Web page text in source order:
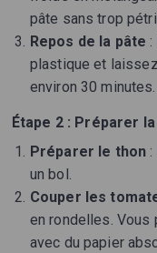
pâte sans trop
Repos de la pâte
plastique et
environ 30 minutes.
Étape 2 : Préparer
Préparer le thon
un bol.
Couper les
en rondelles.
avec du papier